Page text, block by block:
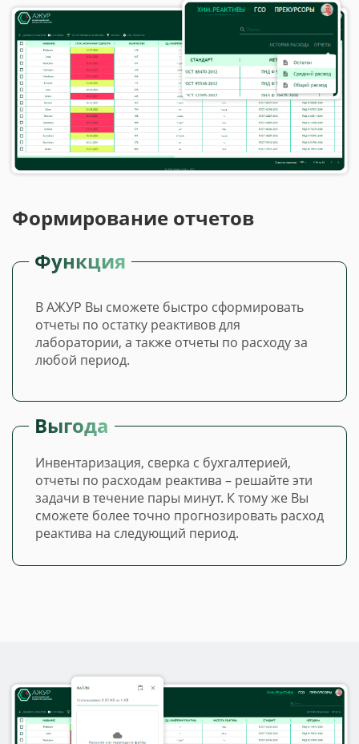
Формирование отчетов
Функция
В АЖУР Вы сможете быстро сформировать
отчеты по остатку реактивов для
лаборатории, а также отчеты по расходу за
любой период.
Выгода
Инвентаризация, сверка с бухгалтерией,
отчеты по расходам реактива – решайте эти
задачи в течение пары минут. К тому же Вы
сможете более точно прогнозировать расход
реактива на следующий период.